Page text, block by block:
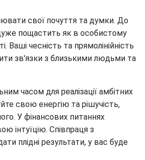
свої почуття та думки. До
пощастить як в особистому
Ваші чесність та прямолінійність
зв'язки з близькими людьми та
часом для реалізації амбітних
свою енергію та рішучість,
У фінансових питаннях
інтуїцію. Співпраця з
плідні результати, у вас буде